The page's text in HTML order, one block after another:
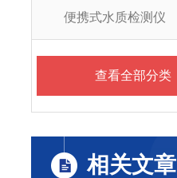
便携式水质检测仪
查看全部分类
相关文章